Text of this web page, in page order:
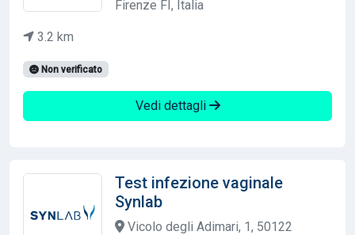
Firenze FI, Italia
3.2 km
Non verificato
Vedi dettagli
Test infezione vaginale
Synlab
Vicolo degli Adimari, 1, 50122